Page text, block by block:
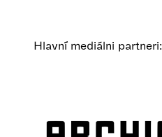
Hlavní mediálni partneri: